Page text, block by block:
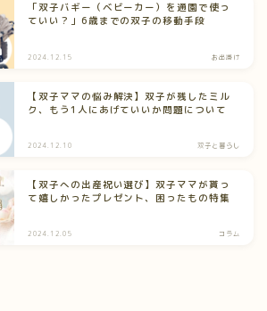
「双子バギー（ベビーカー）を通園で使っ
ていい？」6歳までの双子の移動手段
2024.12.15 お出掛け
【双子ママの悩み解決】双子が残したミル
ク、もう1人にあげていいか問題について
2024.12.10 双子と暮らし
【双子への出産祝い選び】双子ママが貰っ
て嬉しかったプレゼント、困ったもの特集
2024.12.05 コラム